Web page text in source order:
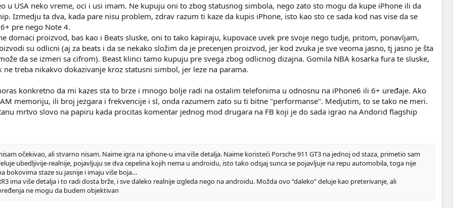
u USA neko vreme, oci i usi imam. Ne kupuju oni to zbog statusnog simbola, nego zato sto mogu da kupe iPhone ili da
Izmedju ta dva, kada pare nisu problem, zdrav razum ti kaze da kupis iPhone, isto kao sto ce sada kod nas vise da se
pre nego Note 4.
domaci proizvod, bas kao i Beats sluske, oni to tako kapiraju, kupovace uvek pre svoje nego tudje, pritom, ponavljam,
su odlicni (aj za beats i da se nekako složim da je precenjen proizvod, jer kod zvuka je sve veoma jasno, tj jasno je šta
da se izmeri sa cifrom). Beast klinci tamo kupuju pre svega zbog odlicnog dizajna. Gomila NBA kosarka fura te sluske,
ne treba nikakvo dokazivanje kroz statusni simbol, jer leze na parama.
konkretno da mi kazes sta to brze i mnogo bolje radi na ostalim telefonima u odnosnu na iPhone6 ili 6+ uređaje. Ako
memoriju, ili broj jezgara i frekvencije i sl, onda razumem zato su ti bitne "performanse". Medjutim, to se tako ne meri.
mrtvo slovo na papiru kada procitas komentar jednog mod drugara na FB koji je do sada igrao na Andorid flagship
očekivao, ali stvarno nisam. Naime igra na iphone-u ima više detalja. Naime koristeći Porsche 911 GT3 na jednoj od staza, primetio sam
ubedljivije-realnije, pojavljuju se dva cepelina kojih nema u androidu, isto tako odsjaj sunca se pojavljuje na repu automobila, toga nije
bokovima staze su jasnije i imaju više boja…
ima više detalja i to radi dosta brže, i sve daleko realnije izgleda nego na androidu. Možda ovo “daleko” deluje kao preterivanje, ali
ne mogu da budem objektivan